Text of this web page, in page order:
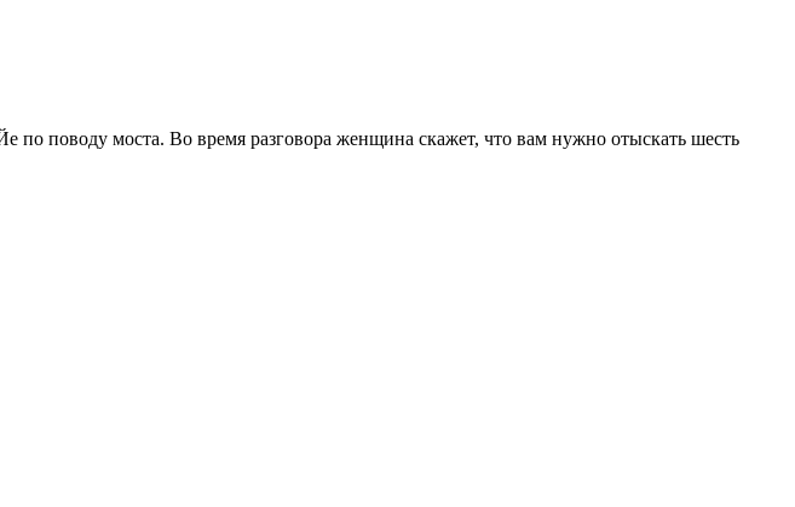
по поводу моста. Во время разговора женщина скажет, что вам нужно отыскать шесть